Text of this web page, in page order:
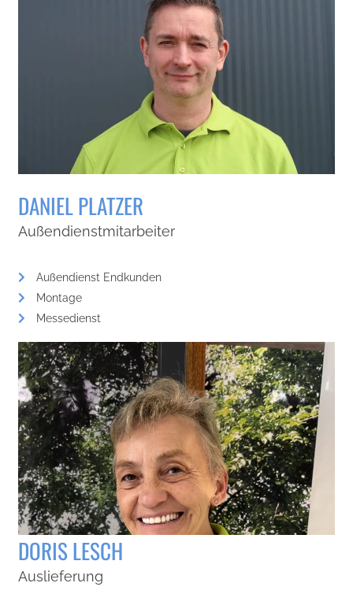
DANIEL PLATZER
Außendienstmitarbeiter
Außendienst Endkunden
Montage
Messedienst
DORIS LESCH
Auslieferung